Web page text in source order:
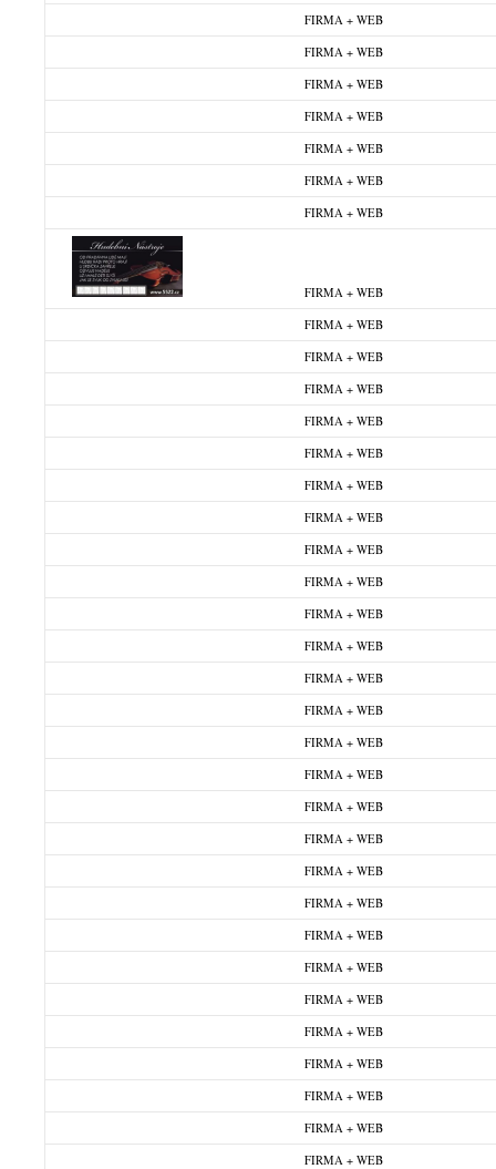
FIRMA + WEB
FIRMA + WEB
FIRMA + WEB
FIRMA + WEB
FIRMA + WEB
FIRMA + WEB
FIRMA + WEB
FIRMA + WEB
FIRMA + WEB
FIRMA + WEB
FIRMA + WEB
FIRMA + WEB
FIRMA + WEB
FIRMA + WEB
FIRMA + WEB
FIRMA + WEB
FIRMA + WEB
FIRMA + WEB
FIRMA + WEB
FIRMA + WEB
FIRMA + WEB
FIRMA + WEB
FIRMA + WEB
FIRMA + WEB
FIRMA + WEB
FIRMA + WEB
FIRMA + WEB
FIRMA + WEB
FIRMA + WEB
FIRMA + WEB
FIRMA + WEB
FIRMA + WEB
FIRMA + WEB
FIRMA + WEB
FIRMA + WEB